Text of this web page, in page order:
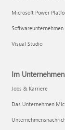
Microsoft Power
Softwareunternehmen
Visual Studio
Im Unternehmen
Jobs & Karriere
Das Unternehmen